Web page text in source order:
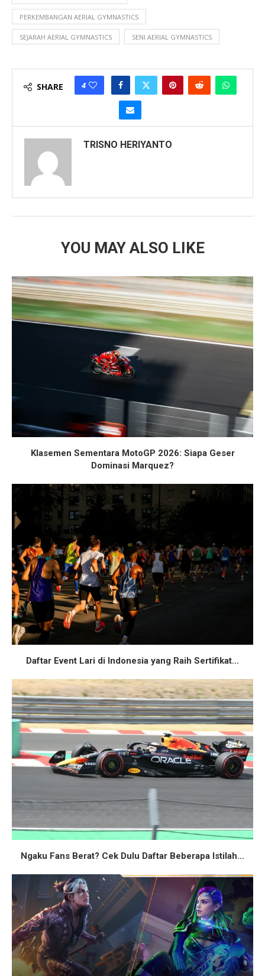
PERKEMBANGAN AERIAL GYMNASTICS
SEJARAH AERIAL GYMNASTICS SENI AERIAL GYMNASTICS
SHARE 4
TRISNO HERIYANTO
YOU MAY ALSO LIKE
Klasemen Sementara MotoGP 2026: Siapa Geser
Dominasi Marquez?
Daftar Event Lari di Indonesia yang Raih Sertifikat...
Ngaku Fans Berat? Cek Dulu Daftar Beberapa Istilah...